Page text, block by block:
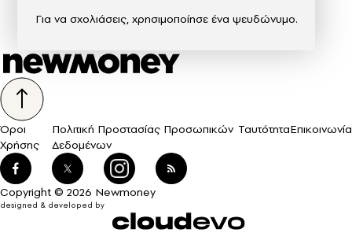
Για να σχολιάσεις, χρησιμοποίησε ένα ψευδώνυμο.
Όροι
Χρήσης
Πολιτική Προστασίας Προσωπικών
Δεδομένων
ΤαυτότηταΕπικοινωνία
Copyright © 2026 Newmoney
designed & developed by